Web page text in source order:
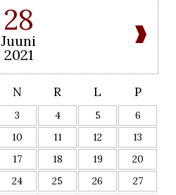
28
Juuni
2021
N R L P
3 4 5
6
10 11 12
13
17 18 19
20
24 25 26
27